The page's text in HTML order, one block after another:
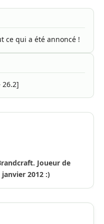
ce qui a été annoncé !
26.2]
Joueur de
2012 :)